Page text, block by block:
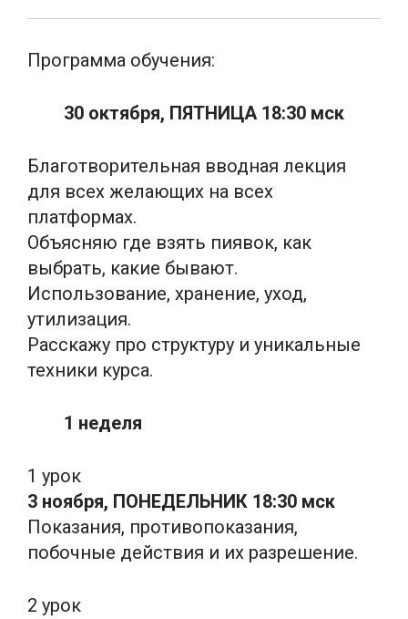
Программа обучения:
30 октября, ПЯТНИЦА 18:30 мск
Благотворительная вводная лекция
для всех желающих на всех
платформах.
Объясняю где взять пиявок, как
выбрать, какие бывают.
Использование, хранение, уход,
утилизация.
Расскажу про структуру и уникальные
техники курса.
1 неделя
1 урок
3 ноября, ПОНЕДЕЛЬНИК 18:30 мск
Показания, противопоказания,
побочные действия и их разрешение.
2 урок